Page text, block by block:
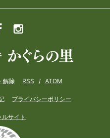
解除 RSS / ATOM
プライバシーポリシー
サイト